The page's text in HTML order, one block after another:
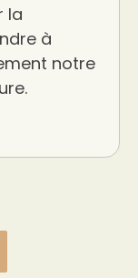
la
à
notre